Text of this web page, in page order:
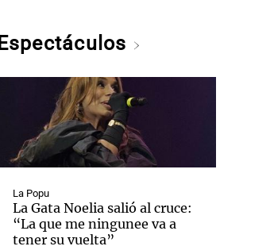
Espectáculos
La Popu
La Gata Noelia salió al cruce:
“La que me ningunee va a
tener su vuelta”